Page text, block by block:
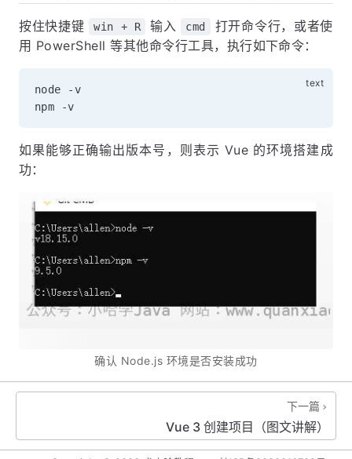
按住快捷键 win + R 输入 cmd
打开命令行，或者使
用 PowerShell 等其他命令行工具，执行如下命令：
node -v
如果能够正确输出版本号，则表示 Vue 的环境搭建成
功：
确认 Node.js 环境是否安装成功
下一篇
Vue 3 创建项目（图文讲解）